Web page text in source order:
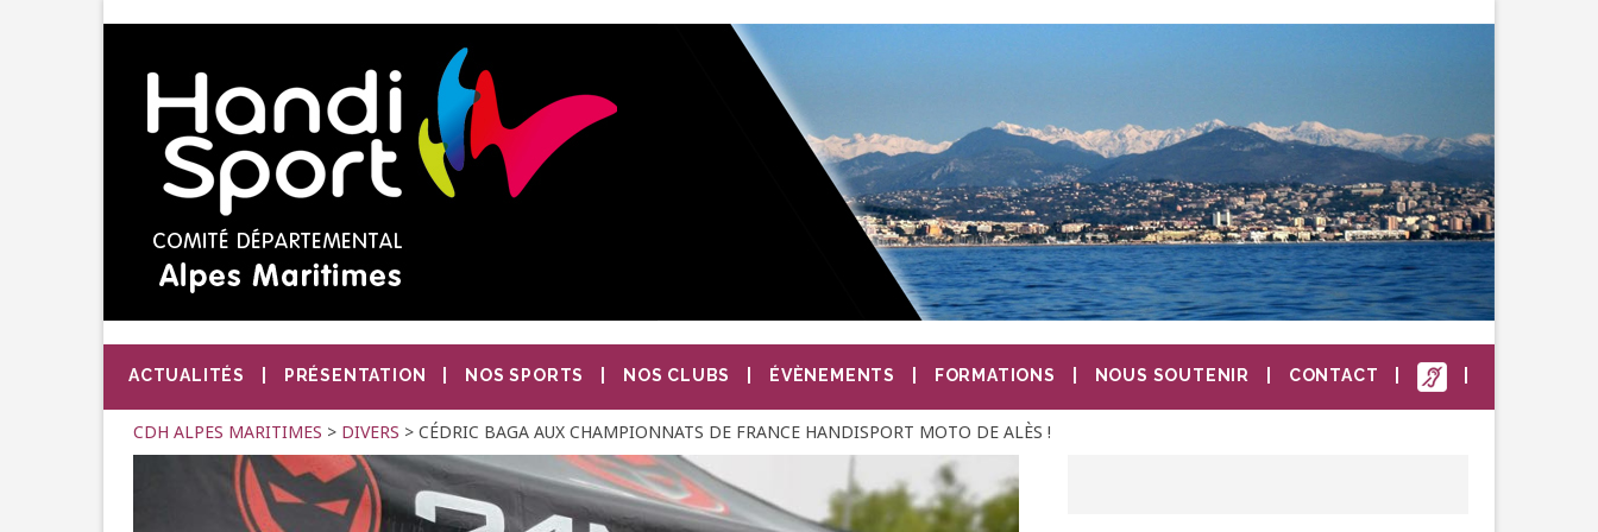
ACTUALITÉS PRÉSENTATION NOS SPORTS NOS CLUBS ÉVÈNEMENTS FORMATIONS NOUS SOUTENIR CONTACT
CDH ALPES MARITIMES > DIVERS > CÉDRIC BAGA AUX CHAMPIONNATS DE FRANCE HANDISPORT MOTO DE ALÈS !